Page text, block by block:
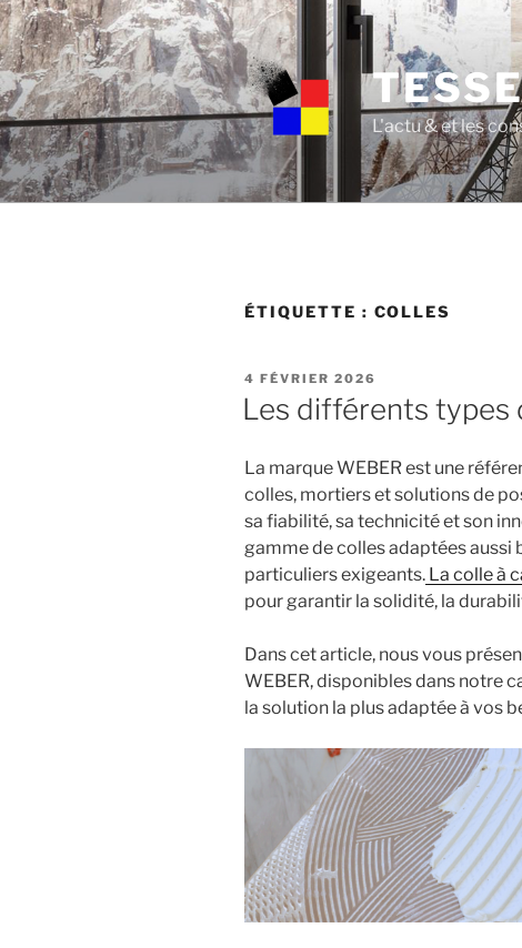
Skip
to
content
L'actu & et les
ÉTIQUETTE : COLLES
POSTED
ON
4 FÉVRIER 2026
Les différents types
La marque WEBER est une
colles, mortiers et solutions de
sa fiabilité, sa technicité et son
gamme de colles adaptées aussi
particuliers exigeants. La colle à
pour garantir la solidité, la
Dans cet article, nous vous
WEBER, disponibles dans notre
la solution la plus adaptée à vos